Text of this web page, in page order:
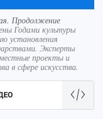
Продолжение
Годами культуры
установления
Эксперты
проекты и
в сфере искусства.